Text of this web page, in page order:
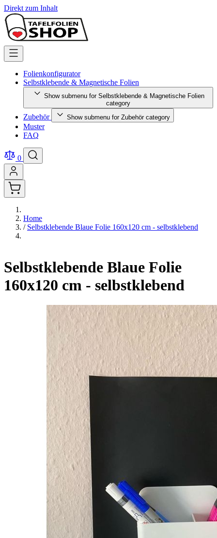
Direkt zum Inhalt
Folienkonfigurator
Selbstklebende & Magnetische Folien
Show submenu for Selbstklebende & Magnetische Folien
category
Zubehör Show submenu for Zubehör category
Muster
FAQ
0
Home
/ Selbstklebende Blaue Folie 160x120 cm - selbstklebend
Selbstklebende Blaue Folie
160x120 cm - selbstklebend